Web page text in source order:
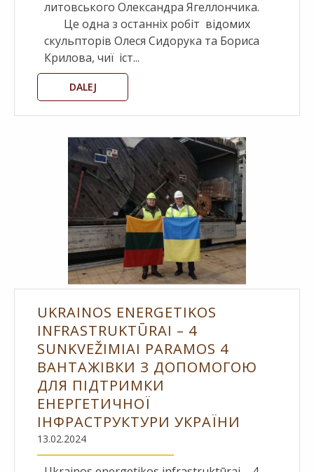
литовського Олександра Ягеллончика.
Це одна з останніх робіт відомих
скульпторів Олеся Сидорука та Бориса
Крилова, чиї іст...
DALEJ
UKRAINOS ENERGETIKOS
INFRASTRUKTŪRAI – 4
SUNKVEŽIMIAI PARAMOS 4
ВАНТАЖІВКИ З ДОПОМОГОЮ
ДЛЯ ПІДТРИМКИ
ЕНЕРГЕТИЧНОЇ
ІНФРАСТРУКТУРИ УКРАЇНИ
13.02.2024